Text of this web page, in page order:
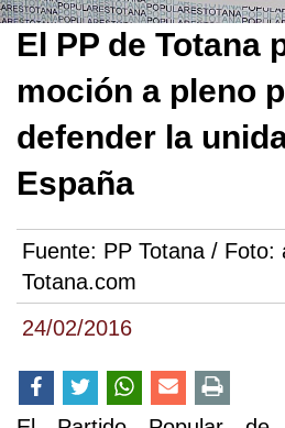
24/02/2016
El PP de Totana
moción a pleno
defender la
España
Fuente: PP Totana / Foto:
Totana.com